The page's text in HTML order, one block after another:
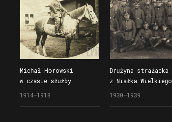
Michał Horowski
w czasie służby
1914–1918
Drużyna strażacka
z Niałka Wielkiego
1930–1939